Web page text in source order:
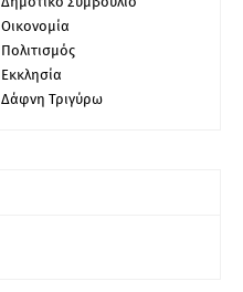
Οικονομία
Πολιτισμός
Εκκλησία
Δάφνη Τριγύρω